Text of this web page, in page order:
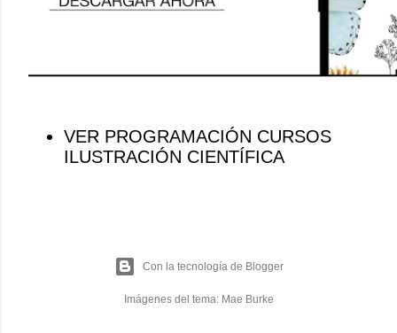
VER PROGRAMACIÓN CURSOS
ILUSTRACIÓN CIENTÍFICA
Con la tecnología de Blogger
Imágenes del tema: Mae Burke